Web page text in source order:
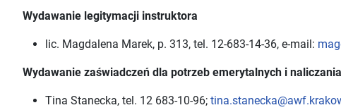
Wydawanie legitymacji instruktora
lic. Magdalena Marek, p. 313, tel. 12-683-14-36, e-mail:
Wydawanie zaświadczeń dla potrzeb emerytalnych i
Tina Stanecka, tel. 12 683-10-96;